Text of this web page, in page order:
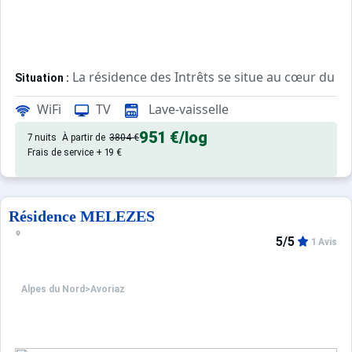
Situation : La résidence des Intrêts se situe au cœur du
La résidence offre un cadre propice aux vacanciers
Les commerces aux pieds de la résidence sont
Le domaine skiable peut être facilement rejoint par
Confortable et agréable, ce
WiFi TV Lave-vaisselle
7 nuits À partir de 3804 €951 €/log
Frais de service + 19 €
Résidence MELEZES
Alpes du Nord >Avoriaz
5/5 1 Avis